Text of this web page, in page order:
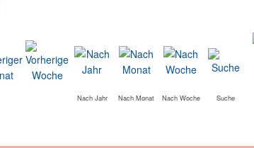
Nach Jahr Nach Monat Nach Woche Suche